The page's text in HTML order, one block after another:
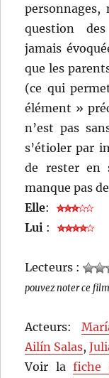
personnages,
question
jamais
que les
(ce qui
élément »
n’est pas
s’étioler par
de rester en
manque pas
Elle:
Lui :
Lecteurs :
pouvez noter ce film
Acteurs:
Ailín Salas,
Voir lafiche